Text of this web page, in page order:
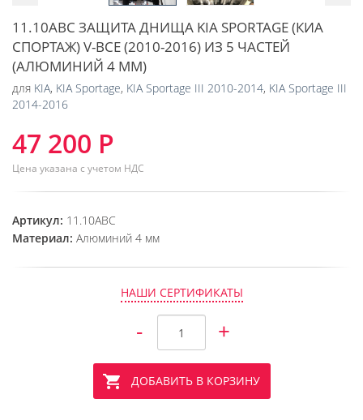
11.10ABC ЗАЩИТА ДНИЩА KIA SPORTAGE (КИА
СПОРТАЖ) V-ВСЕ (2010-2016) ИЗ 5 ЧАСТЕЙ
(АЛЮМИНИЙ 4 ММ)
для KIA, KIA Sportage, KIA Sportage III 2010-2014, KIA Sportage III
2014-2016
47 200 Р
Цена указана с учетом НДС
Артикул: 11.10ABC
Материал: Алюминий 4 мм
НАШИ СЕРТИФИКАТЫ
- +
ДОБАВИТЬ В КОРЗИНУ